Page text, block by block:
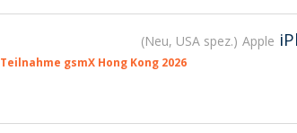
Neu, USA spez. Apple
Teilnahme gsmX Hong Kong 2026